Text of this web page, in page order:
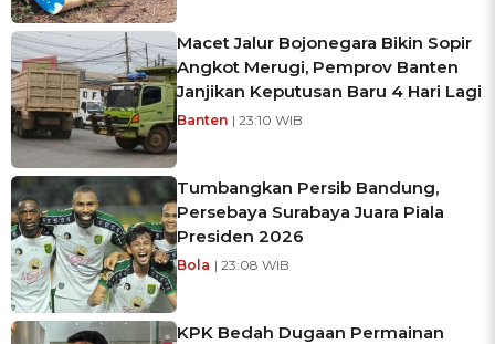
Macet Jalur Bojonegara Bikin Sopir
Angkot Merugi, Pemprov Banten
Janjikan Keputusan Baru 4 Hari Lagi
Banten | 23:10 WIB
Tumbangkan Persib Bandung,
Persebaya Surabaya Juara Piala
Presiden 2026
Bola | 23:08 WIB
KPK Bedah Dugaan Permainan